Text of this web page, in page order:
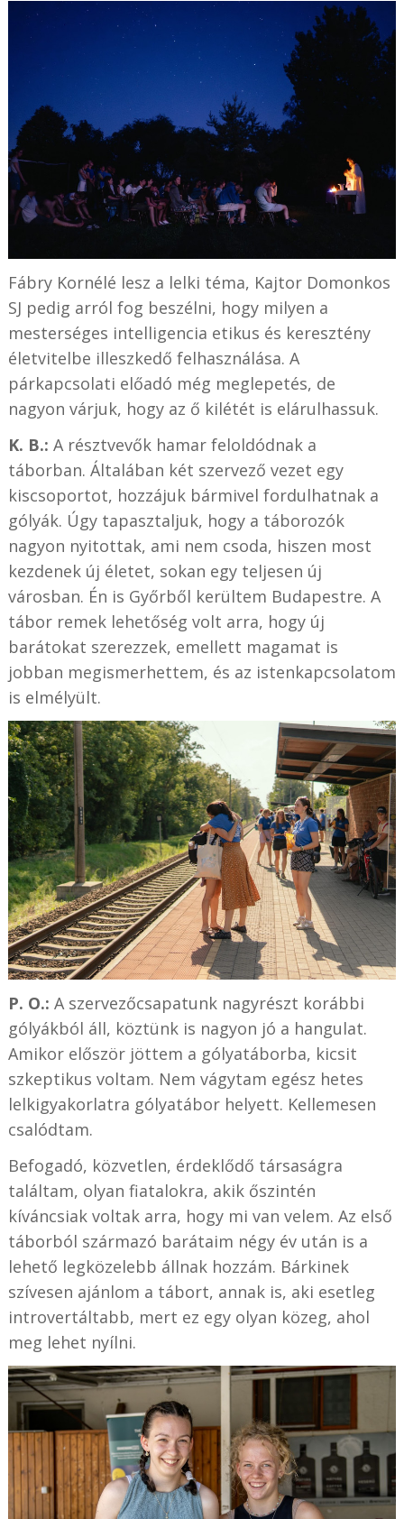
Fábry Kornélé lesz a lelki téma, Kajtor Domonkos
SJ pedig arról fog beszélni, hogy milyen a
mesterséges intelligencia etikus és keresztény
életvitelbe illeszkedő felhasználása. A
párkapcsolati előadó még meglepetés, de
nagyon várjuk, hogy az ő kilétét is elárulhassuk.
K. B.: A résztvevők hamar feloldódnak a
táborban. Általában két szervező vezet egy
kiscsoportot, hozzájuk bármivel fordulhatnak a
gólyák. Úgy tapasztaljuk, hogy a táborozók
nagyon nyitottak, ami nem csoda, hiszen most
kezdenek új életet, sokan egy teljesen új
városban. Én is Győrből kerültem Budapestre. A
tábor remek lehetőség volt arra, hogy új
barátokat szerezzek, emellett magamat is
jobban megismerhettem, és az istenkapcsolatom
is elmélyült.
P. O.: A szervezőcsapatunk nagyrészt korábbi
gólyákból áll, köztünk is nagyon jó a hangulat.
Amikor először jöttem a gólyatáborba, kicsit
szkeptikus voltam. Nem vágytam egész hetes
lelkigyakorlatra gólyatábor helyett. Kellemesen
csalódtam.
Befogadó, közvetlen, érdeklődő társaságra
találtam, olyan fiatalokra, akik őszintén
kíváncsiak voltak arra, hogy mi van velem. Az első
táborból származó barátaim négy év után is a
lehető legközelebb állnak hozzám. Bárkinek
szívesen ajánlom a tábort, annak is, aki esetleg
introvertáltabb, mert ez egy olyan közeg, ahol
meg lehet nyílni.